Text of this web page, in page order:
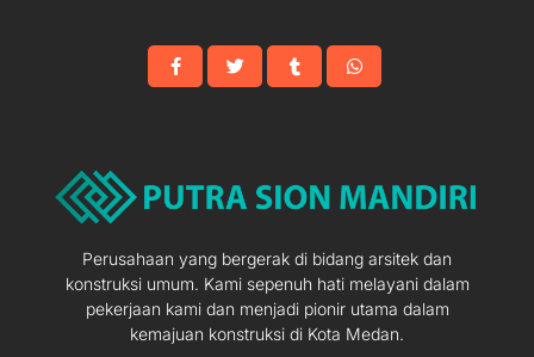
Perusahaan yang bergerak di bidang arsitek dan
konstruksi umum. Kami sepenuh hati melayani dalam
pekerjaan kami dan menjadi pionir utama dalam
kemajuan konstruksi di Kota Medan.